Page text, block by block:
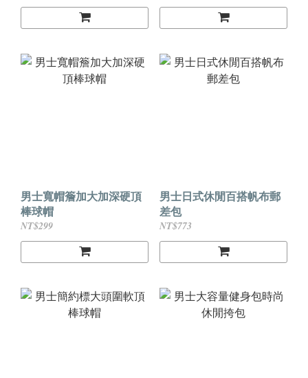
男士寬帽簷加大加深硬頂
棒球帽
NT$299
男士日式休閒百搭帆布郵
差包
NT$773